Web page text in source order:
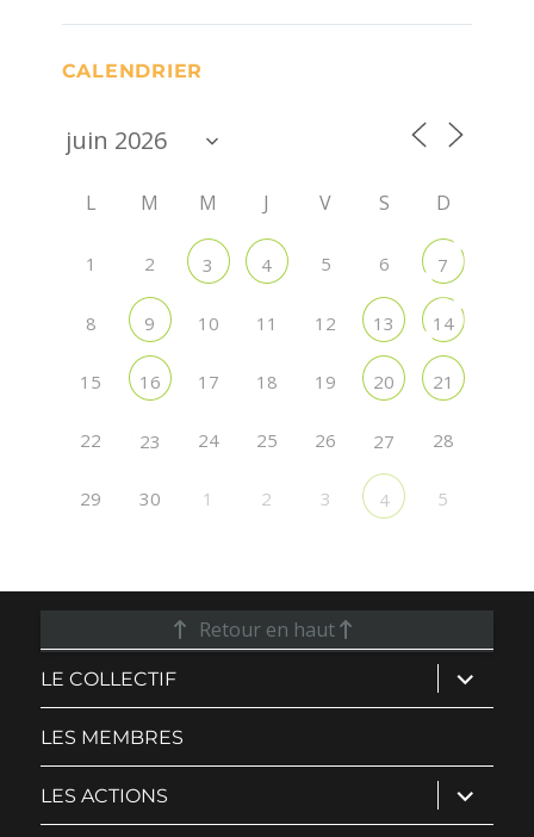
CALENDRIER
L M M J V S D
1 2 3 4 5 6 7
8 9 10 11 12 13 14
15 16 17 18 19 20 21
22 23 24 25 26 27 28
29 30 1 2 3 4 5
Retour en haut
LE COLLECTIF ouvrir
le
sous-
LES MEMBRES
LES ACTIONS ouvrir
le
sous-